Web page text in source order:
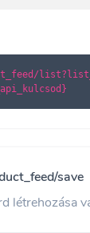
save
létrehozása